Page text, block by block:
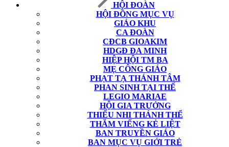
HỘI ĐOÀN
HỘI ĐỒNG MỤC VỤ
GIÁO KHU
CA ĐOÀN
CĐCB GIOAKIM
HDGĐ ĐA MINH
HIỆP HỘI TM BA
MẸ CÔNG GIÁO
PHẠT TẠ THÁNH TÂM
PHAN SINH TẠI THẾ
LEGIO MARIAE
HỘI GIA TRƯỞNG
THIẾU NHI THÁNH THỂ
THĂM VIẾNG KẺ LIỆT
BAN TRUYỀN GIÁO
BAN MỤC VỤ GIỚI TRẺ